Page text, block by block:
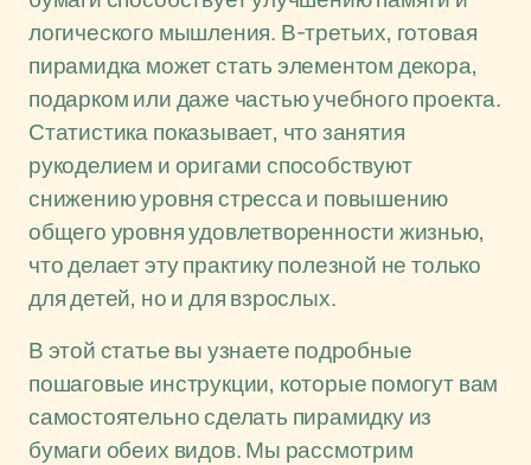
логического мышления. В-третьих, готовая
пирамидка может стать элементом декора,
подарком или даже частью учебного проекта.
Статистика показывает, что занятия
рукоделием и оригами способствуют
снижению уровня стресса и повышению
общего уровня удовлетворенности жизнью,
что делает эту практику полезной не только
для детей, но и для взрослых.
В этой статье вы узнаете подробные
пошаговые инструкции, которые помогут вам
самостоятельно сделать пирамидку из
бумаги обеих видов. Мы рассмотрим